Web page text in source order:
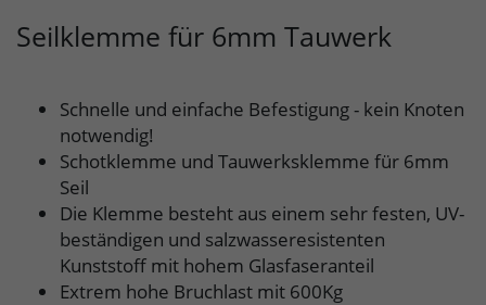
Seilklemme für 6mm Tauwerk
Schnelle und einfache Befestigung - kein Knoten
notwendig!
Schotklemme und Tauwerksklemme für 6mm
Seil
Die Klemme besteht aus einem sehr festen, UV-
beständigen und salzwasseresistenten
Kunststoff mit hohem Glasfaseranteil
Extrem hohe Bruchlast mit 600Kg